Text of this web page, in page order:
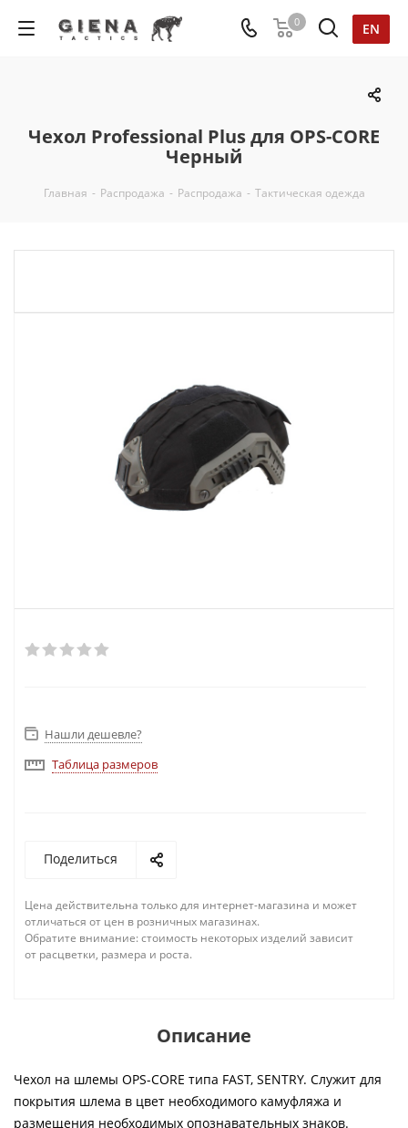
EN
0
Чехол Professional Plus для OPS-CORE
Черный
Главная - Распродажа - Распродажа - Тактическая одежда
Нашли дешевле?
Таблица размеров
Поделиться
Цена действительна только для интернет-магазина и может
отличаться от цен в розничных магазинах.
Обратите внимание: стоимость некоторых изделий зависит
от расцветки, размера и роста.
Описание
Чехол на шлемы OPS-CORE типа FAST, SENTRY. Служит для
покрытия шлема в цвет необходимого камуфляжа и
размещения необходимых опознавательных знаков.